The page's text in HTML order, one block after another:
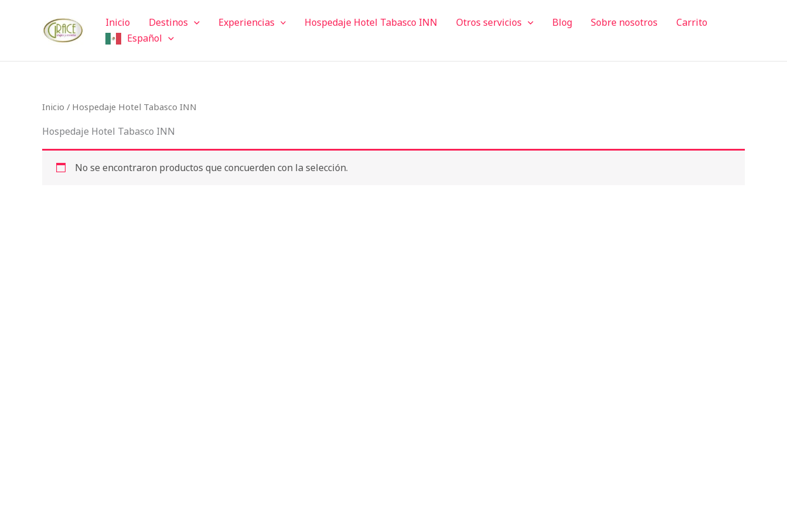
Inicio Destinos Experiencias Hospedaje Hotel Tabasco INN Otros servicios Blog Sobre nosotros
Carrito
Español
Inicio / Hospedaje Hotel Tabasco INN
Hospedaje Hotel Tabasco INN
No se encontraron productos que concuerden con la selección.